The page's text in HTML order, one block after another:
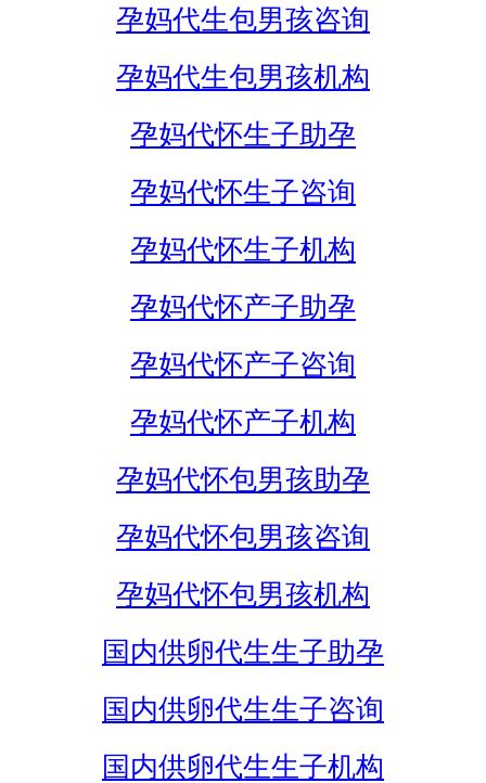
孕妈代生包男孩咨询
孕妈代生包男孩机构
孕妈代怀生子助孕
孕妈代怀生子咨询
孕妈代怀生子机构
孕妈代怀产子助孕
孕妈代怀产子咨询
孕妈代怀产子机构
孕妈代怀包男孩助孕
孕妈代怀包男孩咨询
孕妈代怀包男孩机构
国内供卵代生生子助孕
国内供卵代生生子咨询
国内供卵代生生子机构